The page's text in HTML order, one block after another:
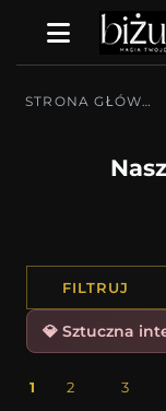
STRONA GŁÓWNA
FILTRUJ
💎 Sztuczna
1 2 3